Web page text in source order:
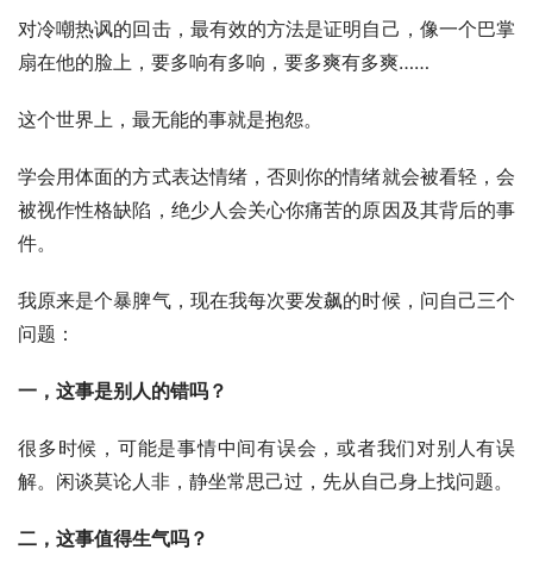
对冷嘲热讽的回击，最有效的方法是证明自己，像一个巴掌
扇在他的脸上，要多响有多响，要多爽有多爽……
这个世界上，最无能的事就是抱怨。
学会用体面的方式表达情绪，否则你的情绪就会被看轻，会
被视作性格缺陷，绝少人会关心你痛苦的原因及其背后的事
件。
我原来是个暴脾气，现在我每次要发飙的时候，问自己三个
问题：
一，这事是别人的错吗？
很多时候，可能是事情中间有误会，或者我们对别人有误
解。闲谈莫论人非，静坐常思己过，先从自己身上找问题。
二，这事值得生气吗？